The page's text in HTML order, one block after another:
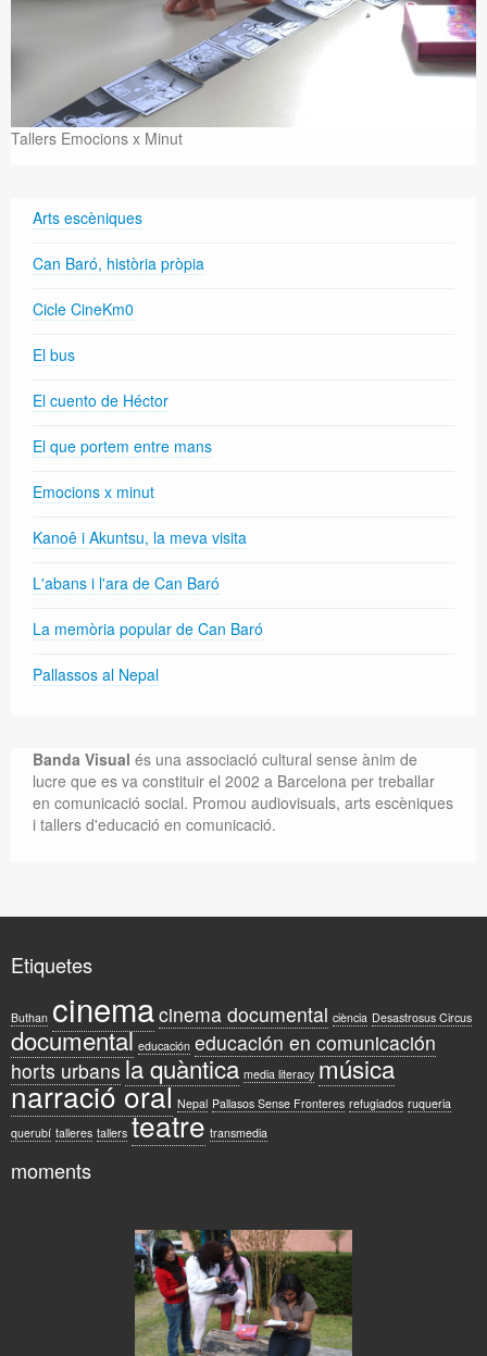
Tallers Emocions x Minut
Arts escèniques
Can Baró, història pròpia
Cicle CineKm0
El bus
El cuento de Héctor
El que portem entre mans
Emocions x minut
Kanoê i Akuntsu, la meva visita
L'abans i l'ara de Can Baró
La memòria popular de Can Baró
Pallassos al Nepal
Banda Visual és una associació cultural sense ànim de
lucre que es va constituir el 2002 a Barcelona per treballar
en comunicació social. Promou audiovisuals, arts escèniques
i tallers d'educació en comunicació.
Etiquetes
Buthan cinemacinema documental ciència Desastrosus Circus
documental educación educación en comunicación
horts urbans la quàntica media literacy música
narració oral Nepal Pallasos Sense Fronteres refugiados ruqueria
querubí talleres tallers teatre transmedia
moments